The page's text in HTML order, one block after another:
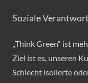
Soziale
„Think Green“ ist
Ziel ist es, unseren
Schlecht isolierte